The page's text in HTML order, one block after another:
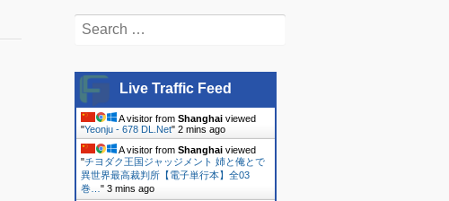
Search
Live Traffic Feed
A visitor from Shanghaiviewed
"Yeonju - 678 DL.Net" 2 mins ago
A visitor from Shanghaiviewed
"チヨダク王国ジャッジメント 姉と俺とで
異世界最高裁判所【電子単行本】全03
巻… " 3 mins ago